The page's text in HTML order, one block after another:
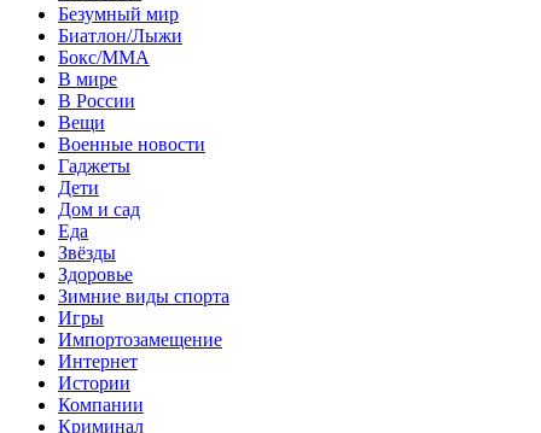
Безумный мир
Биатлон/Лыжи
Бокс/MMA
В мире
В России
Вещи
Военные новости
Гаджеты
Дети
Дом и сад
Еда
Звёзды
Здоровье
Зимние виды спорта
Игры
Импортозамещение
Интернет
Истории
Компании
Криминал